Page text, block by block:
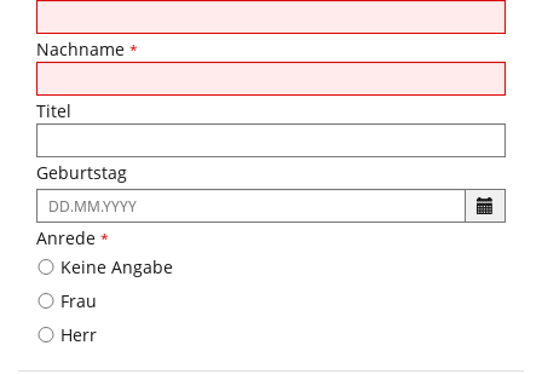
Nachname *
Titel
Geburtstag
Es
ist
folgendes
Eingabeformat
gefordert:
Anrede *
Keine Angabe
Frau
Herr